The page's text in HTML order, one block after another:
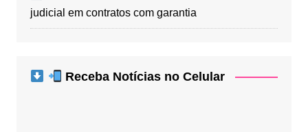
judicial em contratos com garantia
Receba Notícias no Celular